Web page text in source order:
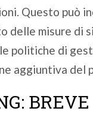
Questo può
delle misure di
politiche di
aggiuntiva del
BREVE